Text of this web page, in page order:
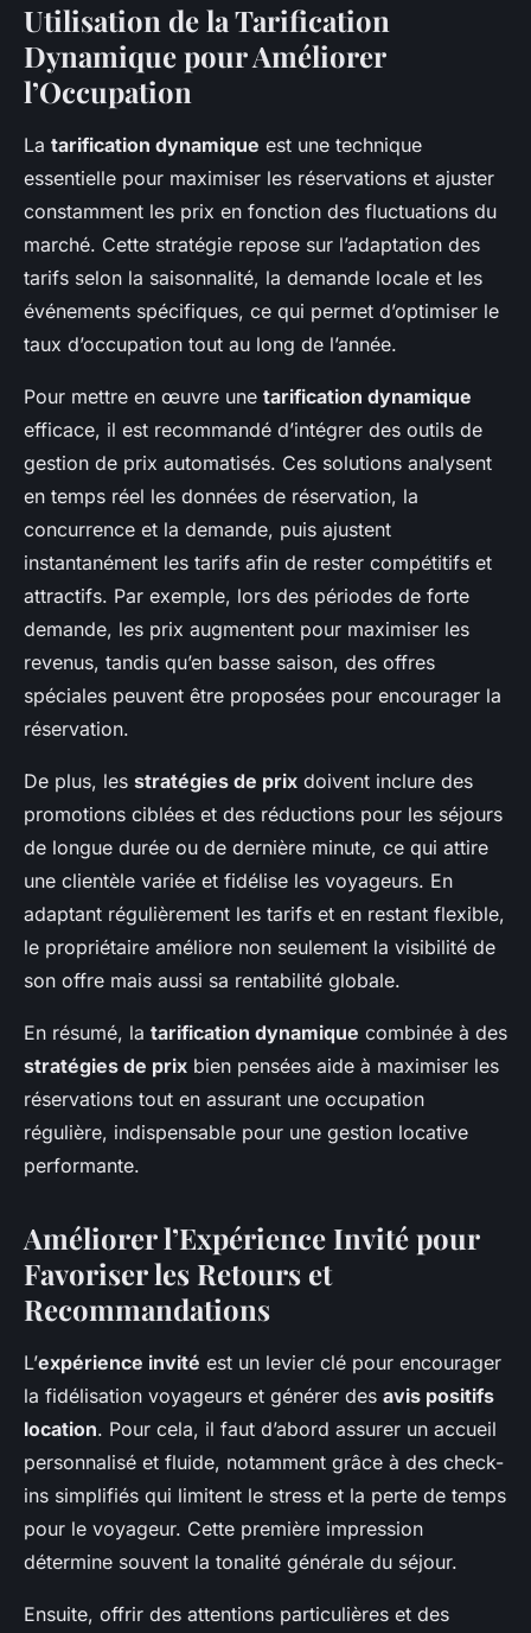
Utilisation de la Tarification
Dynamique pour Améliorer
l’Occupation
La tarification dynamique est une technique
essentielle pour maximiser les réservations et ajuster
constamment les prix en fonction des fluctuations du
marché. Cette stratégie repose sur l’adaptation des
tarifs selon la saisonnalité, la demande locale et les
événements spécifiques, ce qui permet d’optimiser le
taux d’occupation tout au long de l’année.
Pour mettre en œuvre une tarification dynamique
efficace, il est recommandé d’intégrer des outils de
gestion de prix automatisés. Ces solutions analysent
en temps réel les données de réservation, la
concurrence et la demande, puis ajustent
instantanément les tarifs afin de rester compétitifs et
attractifs. Par exemple, lors des périodes de forte
demande, les prix augmentent pour maximiser les
revenus, tandis qu’en basse saison, des offres
spéciales peuvent être proposées pour encourager la
réservation.
De plus, les stratégies de prix doivent inclure des
promotions ciblées et des réductions pour les séjours
de longue durée ou de dernière minute, ce qui attire
une clientèle variée et fidélise les voyageurs. En
adaptant régulièrement les tarifs et en restant flexible,
le propriétaire améliore non seulement la visibilité de
son offre mais aussi sa rentabilité globale.
En résumé, la tarification dynamique combinée à des
stratégies de prix bien pensées aide à maximiser les
réservations tout en assurant une occupation
régulière, indispensable pour une gestion locative
performante.
Améliorer l’Expérience Invité pour
Favoriser les Retours et
Recommandations
L’expérience invité est un levier clé pour encourager
la fidélisation voyageurs et générer des avis positifs
location. Pour cela, il faut d’abord assurer un accueil
personnalisé et fluide, notamment grâce à des check-
ins simplifiés qui limitent le stress et la perte de temps
pour le voyageur. Cette première impression
détermine souvent la tonalité générale du séjour.
Ensuite, offrir des attentions particulières et des